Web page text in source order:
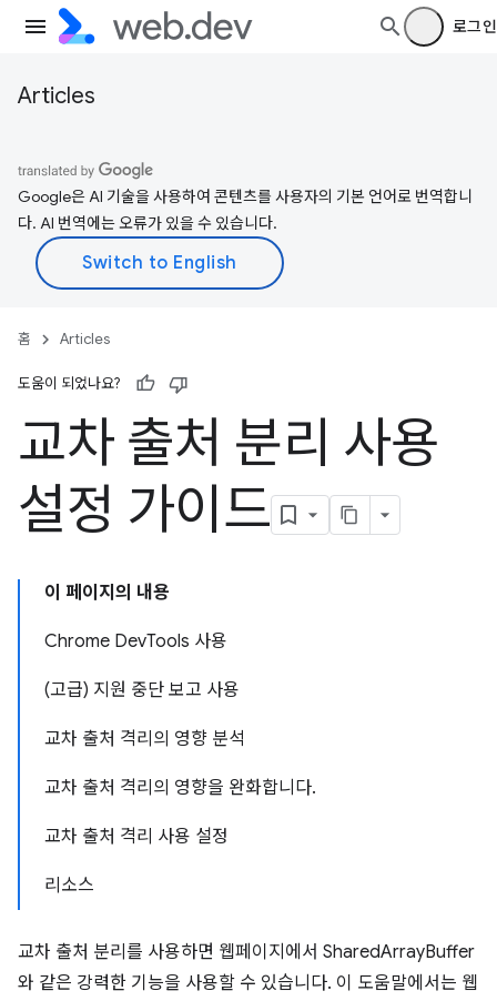
로그인
Articles
Google은 AI 기술을 사용하여 콘텐츠를 사용자의 기본 언어로 번역합니
다. AI 번역에는 오류가 있을 수 있습니다.
홈 Articles
도움이 되었나요?
교차 출처 분리 사용
설정 가이드
이 페이지의 내용
Chrome DevTools 사용
(고급) 지원 중단 보고 사용
교차 출처 격리의 영향 분석
교차 출처 격리의 영향을 완화합니다.
교차 출처 격리 사용 설정
리소스
교차 출처 분리를 사용하면 웹페이지에서 SharedArrayBuffer
와 같은 강력한 기능을 사용할 수 있습니다. 이 도움말에서는 웹